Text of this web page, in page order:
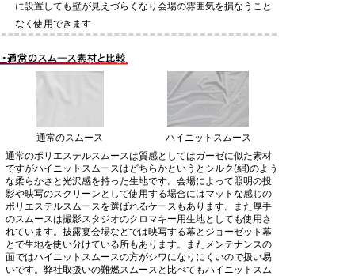
に設置しても壁が見えづらくなり会場の雰囲気を損なうこと
なく使用できます
通常のスムース
ハイニットスムース
通常のポリエステルスムースは質感としてはガーゼに似た素材
ですがハイニットスムースはどちらかというとシルク(絹)のよう
な柔らかさと光沢感を持った生地です。会場によって照明の投
影や映写のスクリーンとして使用する場合にはマットな感じの
ポリエステルスムースを選ばれるケースもあります。また厚手
のスムースは撮影スタジオのクロマキー用生地としても使用さ
れています。披露宴会場などでは映写する幕とジョーゼット幕
とで生地を使い分けている所もあります。またメンテナンスの
面ではハイニットスムースの方がシワになりにくいので扱い易
いです。弊社取扱いの難燃スムースと比べてもハイニットスム